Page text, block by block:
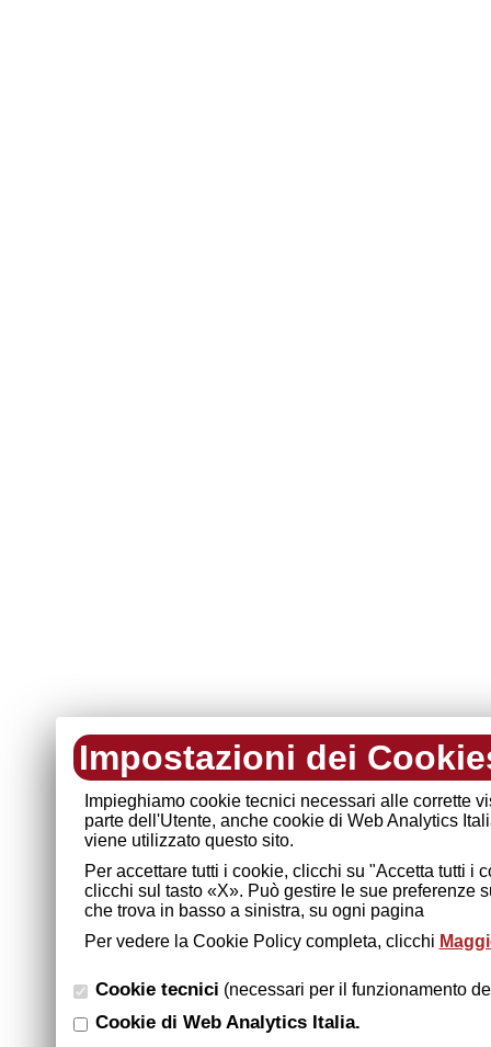
Impostazioni dei
Impieghiamo cookie tecnici necessari alle corrette
parte dell'Utente, anche cookie di Web Analytics
viene utilizzato questo sito.
Per accettare tutti i cookie, clicchi su "Accetta tutti
clicchi sul tasto «X». Può gestire le sue preferenze
che trova in basso a sinistra, su ogni pagina
Per vedere la Cookie Policy completa, clicchi
Cookie tecnici (necessari per il funzionamento
Cookie di Web Analytics Italia.